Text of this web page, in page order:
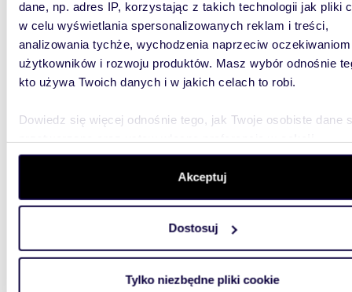
dane, np. adres IP, korzystając z takich technologii jak pliki
w celu wyświetlania spersonalizowanych reklam i treści,
analizowania tychże, wychodzenia naprzeciw oczekiwaniom
użytkowników i rozwoju produktów. Masz wybór odnośnie
kto używa Twoich danych i w jakich celach to robi.
Dowiedz się więcej odnośnie tego, jak Twoje osobiste dane
szczegółów. W Deklaracji plików cookie możesz zmienić
wycofać swoją zgodę w dowolnej chwili.
aby oferować funkcje społecznościowe i analizować ruch w
witrynie. Informacje o tym, jak korzystasz z naszej witryny,
analitycznym. Partnerzy mogą połączyć te informacje z
Akceptuj
Dostosuj
Tylko niezbędne pliki cookie
627
376